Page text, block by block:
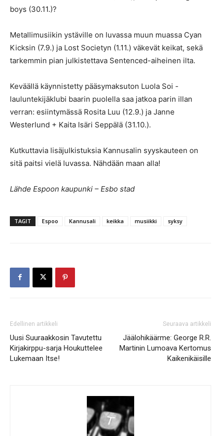
boys (30.11.)?
Metallimusiikin ystäville on luvassa muun muassa Cyan
Kicksin (7.9.) ja Lost Societyn (1.11.) väkevät keikat, sekä
tarkemmin pian julkistettava Sentenced-aiheinen ilta.
Keväällä käynnistetty pääsymaksuton Luola Soi -
lauluntekijäklubi baarin puolella saa jatkoa parin illan
verran: esiintymässä Rosita Luu (12.9.) ja Janne
Westerlund + Kaita Isäri Seppälä (31.10.).
Kutkuttavia lisäjulkistuksia Kannusalin syyskauteen on
sitä paitsi vielä luvassa. Nähdään maan alla!
Lähde Espoon kaupunki – Esbo stad
TAGIT Espoo Kannusali keikka musiikki syksy
Edellinen artikkeli
Uusi Suuraakkosin Tavutettu
Kirjakirppu-sarja Houkuttelee
Lukemaan Itse!
Seuraava artikkeli
Jäälohikäärme: George R.R.
Martinin Lumoava Kertomus
Kaikenikäisille